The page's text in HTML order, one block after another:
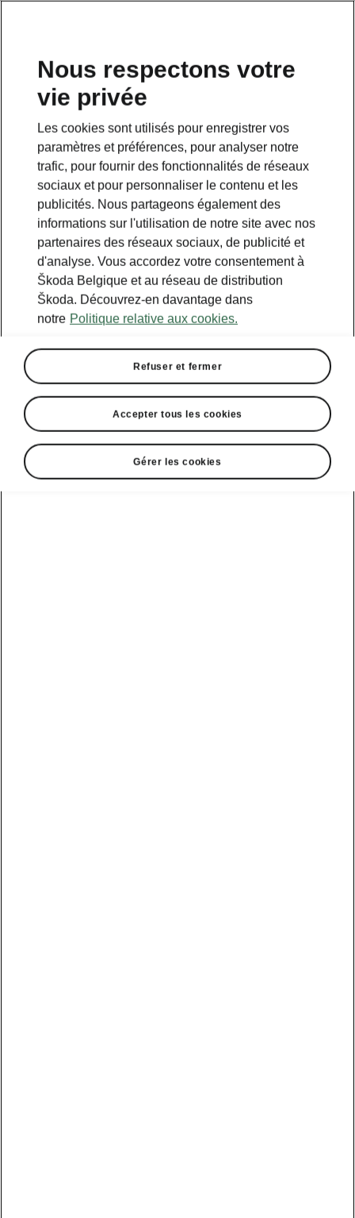
Nous respectons votre
vie privée
Les cookies sont utilisés pour enregistrer vos
paramètres et préférences, pour analyser notre
trafic, pour fournir des fonctionnalités de réseaux
sociaux et pour personnaliser le contenu et les
publicités. Nous partageons également des
informations sur l'utilisation de notre site avec nos
partenaires des réseaux sociaux, de publicité et
d'analyse. Vous accordez votre consentement à
Škoda Belgique et au réseau de distribution
Škoda. Découvrez-en davantage dans
notre Politique relative aux cookies.
Refuser et fermer
Accepter tous les cookies
Gérer les cookies